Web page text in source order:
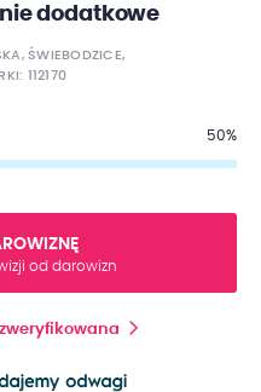
dodatkowe
ŚWIEBODZICE,
112170
50%
od darowizn